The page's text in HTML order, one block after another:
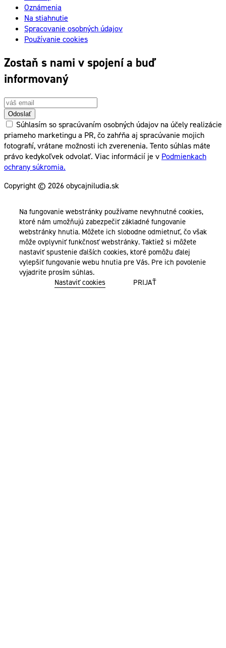
Oznámenia
Na stiahnutie
Spracovanie osobných údajov
Používanie cookies
Zostaň s nami v spojení a buď
informovaný
Odoslať
Súhlasím so spracúvaním osobných údajov na účely realizácie
priameho marketingu a PR, čo zahŕňa aj spracúvanie mojich
fotografií, vrátane možnosti ich zverenenia. Tento súhlas máte
právo kedykoľvek odvolať. Viac informácií je v Podmienkach
ochrany súkromia.
Copyright © 2026 obycajniludia.sk
Na fungovanie webstránky používame nevyhnutné cookies,
ktoré nám umožňujú zabezpečiť základné fungovanie
webstránky hnutia. Môžete ich slobodne odmietnuť, čo však
môže ovplyvniť funkčnosť webstránky. Taktiež si môžete
nastaviť spustenie ďalších cookies, ktoré pomôžu ďalej
vylepšiť fungovanie webu hnutia pre Vás. Pre ich povolenie
vyjadrite prosím súhlas.
Nastaviť cookies
PRIJAŤ